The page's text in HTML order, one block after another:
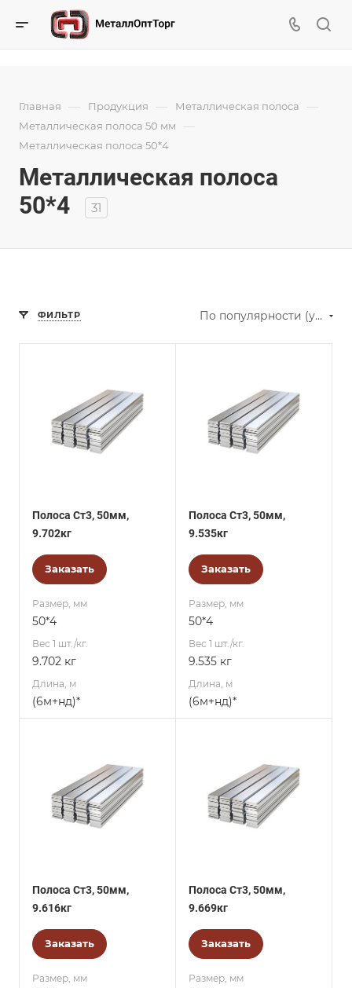
Главная — Продукция — Металлическая полоса —
Металлическая полоса 50 мм —
Металлическая полоса 50*4
Металлическая полоса
50*4
31
ФИЛЬТР По популярности (убывание)
Полоса Ст3, 50мм,
9.702кг
Заказать
Размер, мм
50*4
Вес 1 шт./кг.
9.702 кг
Длина, м
(6м+нд)*
Полоса Ст3, 50мм,
9.535кг
Заказать
Размер, мм
50*4
Вес 1 шт./кг.
9.535 кг
Длина, м
(6м+нд)*
Полоса Ст3, 50мм,
9.616кг
Заказать
Размер, мм
Полоса Ст3, 50мм,
9.669кг
Заказать
Размер, мм